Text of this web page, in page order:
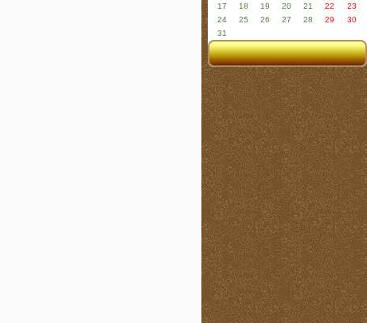
17
18 19 20 21 22
23
24
25 26 27 28 29
30
31